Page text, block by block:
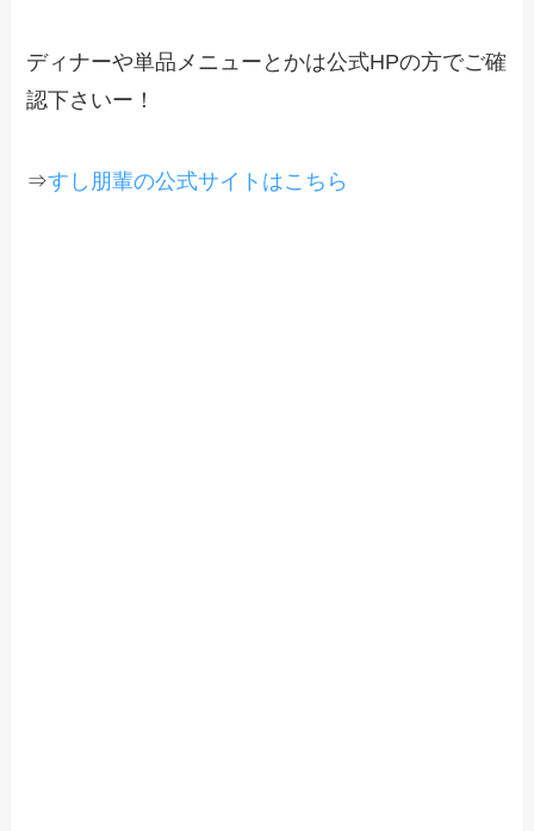
ディナーや単品メニューとかは公式HPの方でご確
認下さいー！
⇒すし朋輩の公式サイトはこちら